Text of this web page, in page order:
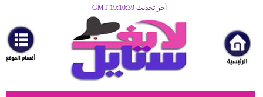
آخر تحديث GMT 19:10:39
مرأة
أزياء
أزياء